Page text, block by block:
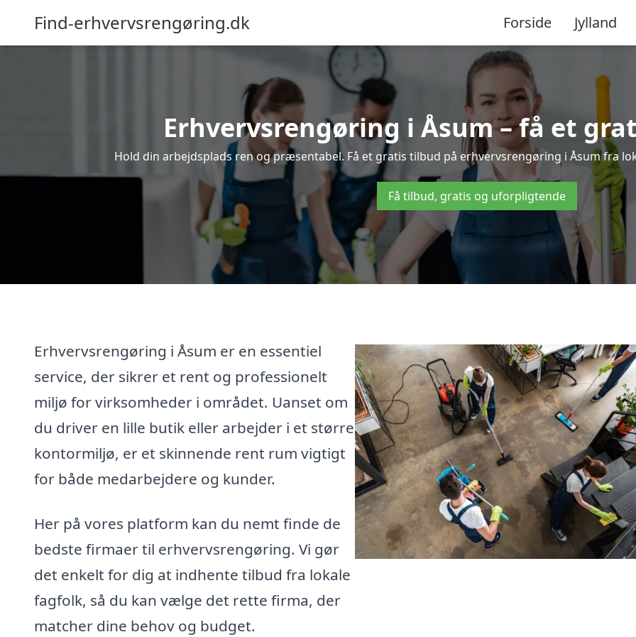
Find-erhvervsrengøring.dk Forside Jylland
Erhvervsrengøring i Åsum – få et
Hold din arbejdsplads ren og præsentabel. Få et gratis tilbud på erhvervsrengøring i Åsum fra
Få tilbud, gratis og uforpligtende
Erhvervsrengøring i Åsum er en essentiel
service, der sikrer et rent og professionelt
miljø for virksomheder i området. Uanset om
du driver en lille butik eller arbejder i et større
kontormiljø, er et skinnende rent rum vigtigt
for både medarbejdere og kunder.
Her på vores platform kan du nemt finde de
bedste firmaer til erhvervsrengøring. Vi gør
det enkelt for dig at indhente tilbud fra lokale
fagfolk, så du kan vælge det rette firma, der
matcher dine behov og budget.